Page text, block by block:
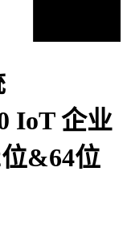
IoT 企业
&64位